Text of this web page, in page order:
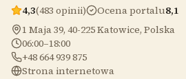
4,3(483 opinii) Ocena portalu8,1
1 Maja 39, 40-225 Katowice, Polska
06:00–18:00
+48 664 939 875
Strona internetowa